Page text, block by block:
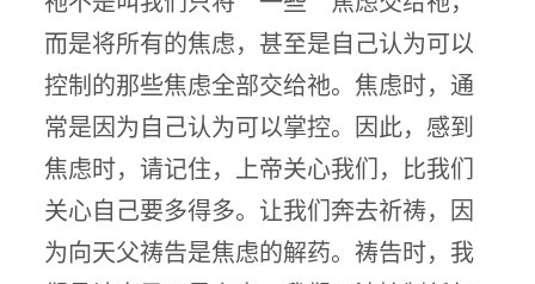
而是将所有的焦虑，甚至是自己认为可以
控制的那些焦虑全部交给祂。焦虑时，通
常是因为自己认为可以掌控。因此，感到
焦虑时，请记住，上帝关心我们，比我们
关心自己要多得多。让我们奔去祈祷，因
为向天父祷告是焦虑的解药。祷告时，我